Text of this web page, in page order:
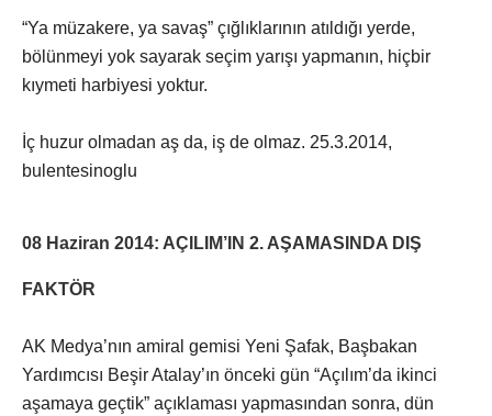
“Ya müzakere, ya savaş” çığlıklarının atıldığı yerde,
bölünmeyi yok sayarak seçim yarışı yapmanın, hiçbir
kıymeti harbiyesi yoktur.
İç huzur olmadan aş da, iş de olmaz. 25.3.2014,
bulentesinoglu
08 Haziran 2014: AÇILIM’IN 2. AŞAMASINDA DIŞ
FAKTÖR
AK Medya’nın amiral gemisi Yeni Şafak, Başbakan
Yardımcısı Beşir Atalay’ın önceki gün “Açılım’da ikinci
aşamaya geçtik” açıklaması yapmasından sonra, dün